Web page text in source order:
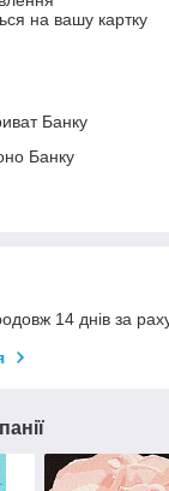
на вашу картку
Банку
Банку
14 днів за